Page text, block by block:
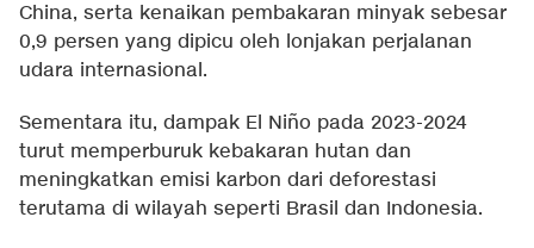
China, serta kenaikan pembakaran minyak sebesar
0,9 persen yang dipicu oleh lonjakan perjalanan
udara internasional.
Sementara itu, dampak El Niño pada 2023-2024
turut memperburuk kebakaran hutan dan
meningkatkan emisi karbon dari deforestasi
terutama di wilayah seperti Brasil dan Indonesia.